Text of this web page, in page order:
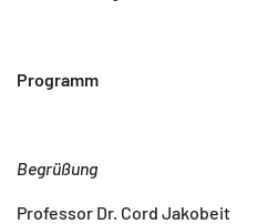
Programm
Begrüßung
Professor Dr. Cord Jakobeit